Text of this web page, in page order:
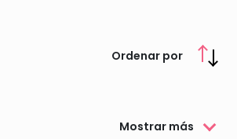
Ordenar por
Mostrar más